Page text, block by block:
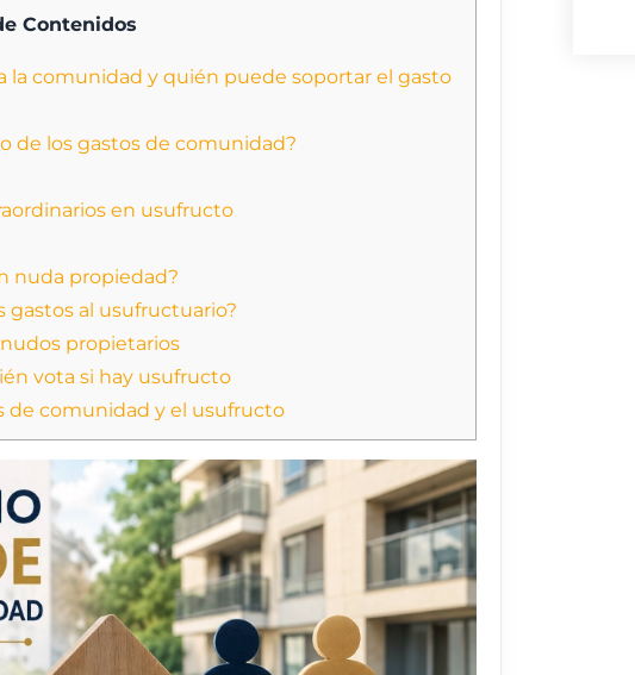
Contenidos
la comunidad y quién puede soportar el gasto
de los gastos de comunidad?
en usufructo
nuda propiedad?
al usufructuario?
propietarios
vota si hay usufructo
de comunidad y el usufructo